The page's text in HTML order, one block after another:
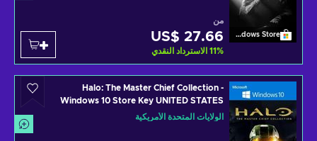
Windows Store
من
US$ 27.66
11% الاسترداد النقدي
Halo: The Master Chief Collection -
Windows 10 Store Key UNITED STATES
الولايات المتحدة الأمريكية